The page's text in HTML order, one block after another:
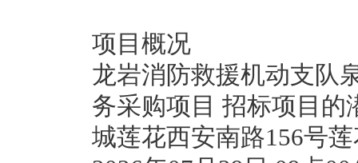
项目概况
龙岩消防救援机动支队
务采购项目 招标项目的
城莲花西安南路156号